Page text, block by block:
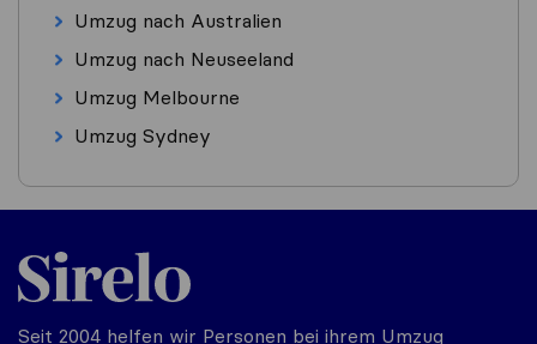
Umzug nach Australien
Umzug nach Neuseeland
Umzug Melbourne
Umzug Sydney
Seit 2004 helfen wir Personen bei ihrem Umzug